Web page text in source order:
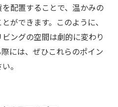
配置することで、温かみの
ができます。このように、
ングの空間は劇的に変わり
には、ぜひこれらのポイン
。